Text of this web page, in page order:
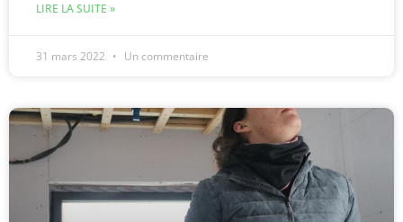
LIRE LA SUITE »
31 mars 2022 Un commentaire